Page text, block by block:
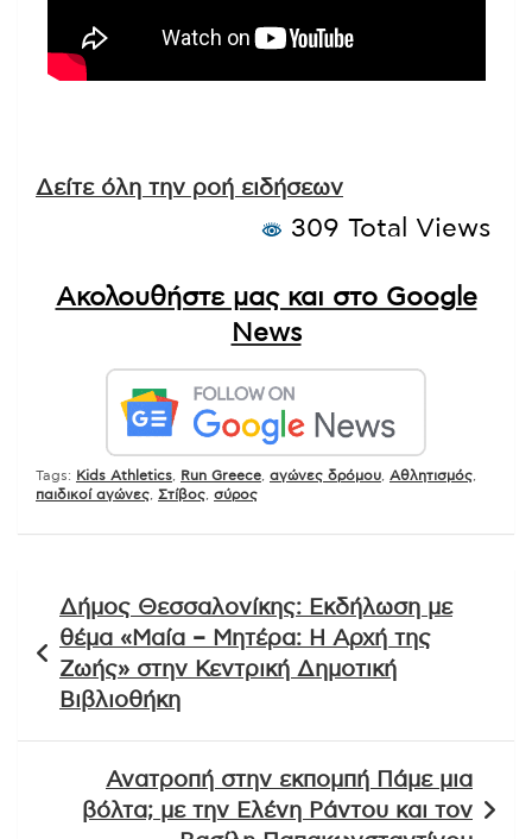
Δείτε όλη την ροή ειδήσεων
309 Total Views
Ακολουθήστε μας και στο Google
News
Tags: Kids Athletics Run Greece αγώνες δρόμου Αθλητισμός
παιδικοί αγώνες
Στίβος σύρος
άρθρων
Δήμος Θεσσαλονίκης: Εκδήλωση με
θέμα «Μαία – Μητέρα: Η Αρχή της
Ζωής» στην Κεντρική Δημοτική
Βιβλιοθήκη
Ανατροπή στην εκπομπή Πάμε μια
βόλτα; με την Ελένη Ράντου και τον